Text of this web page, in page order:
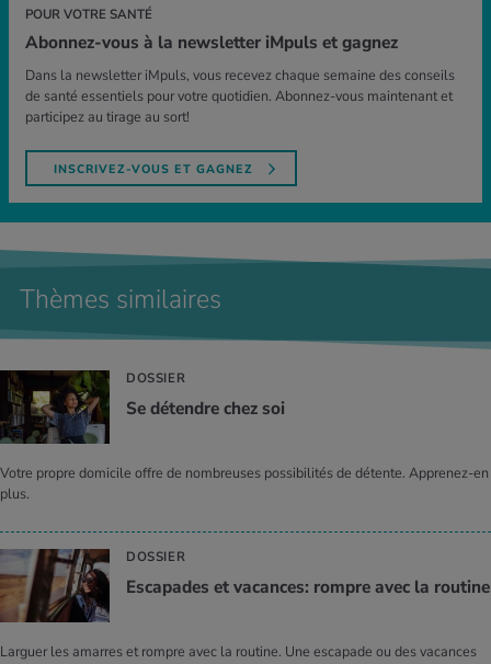
POUR VOTRE SANTÉ
Abonnez-vous à la newsletter iMpuls et gagnez
Dans la newsletter iMpuls, vous recevez chaque semaine des conseils
de santé essentiels pour votre quotidien. Abonnez-vous maintenant et
participez au tirage au sort!
INSCRIVEZ-VOUS ET GAGNEZ
Thèmes similaires
DOSSIER
Se détendre chez soi
Votre propre domicile offre de nombreuses possibilités de détente. Apprenez-en
plus.
DOSSIER
Esca­pades et vacances: rompre avec la rou­tine
Larguer les amarres et rompre avec la routine. Une escapade ou des vacances